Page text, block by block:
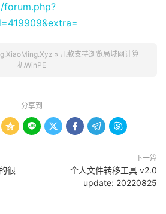
» 几款支持浏览局域网计算
机WinPE
分享到
     
很
下一篇
个人文件转移工具 v2.0
update: 20220825